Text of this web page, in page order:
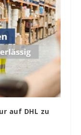
auf DHL zu